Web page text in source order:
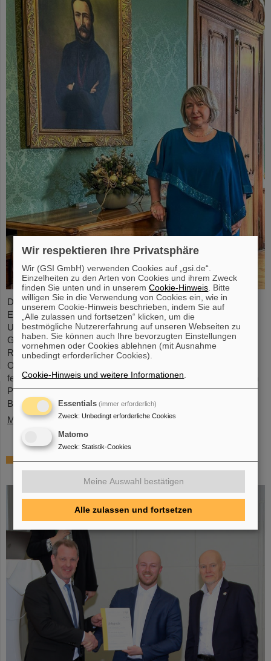
Die Physikerin und Geologin Livia Ludhova, Professorin für
Experimentelle Neutrinophysik an der Johannes Gutenberg-
Universität Mainz und Leiterin der gemeinsamen Neutrino-
Gruppe bei GSI sowie Leiterin des DFG-Förderprojekts FAIR-
Research NRW, wurde vor Kurzem mit dem slowakischen
Orden Ľudovít Štúr, 2. Klasse, Zivilabteilung, geehrt. Die
feierliche Verleihung dieser hohen Auszeichnung fand durch den
Präsidenten der Slowakischen Republik, Peter Pellegrini, in
Bratislava statt.
Mehr »
FAIR-GSI-Promotionspreis für Dr. Tom
Reichert
Wir respektieren Ihre Privatsphäre
Wir (GSI GmbH) verwenden Cookies auf „gsi.de“.
Einzelheiten zu den Arten von Cookies und ihrem Zweck
finden Sie unten und in unseremCookie-Hinweis . Bitte
willigen Sie in die Verwendung von Cookies ein, wie in
unserem Cookie-Hinweis beschrieben, indem Sie auf
„Alle zulassen und fortsetzen“ klicken, um die
bestmögliche Nutzererfahrung auf unseren Webseiten zu
haben. Sie können auch Ihre bevorzugten Einstellungen
vornehmen oder Cookies ablehnen (mit Ausnahme
unbedingt erforderlicher Cookies).
Cookie-Hinweis und weitere Informationen
Essentials (immer erforderlich)
Zweck: Unbedingt erforderliche Cookies
Matomo
Zweck: Statistik-Cookies
Meine Auswahl bestätigen
Alle zulassen und fortsetzen